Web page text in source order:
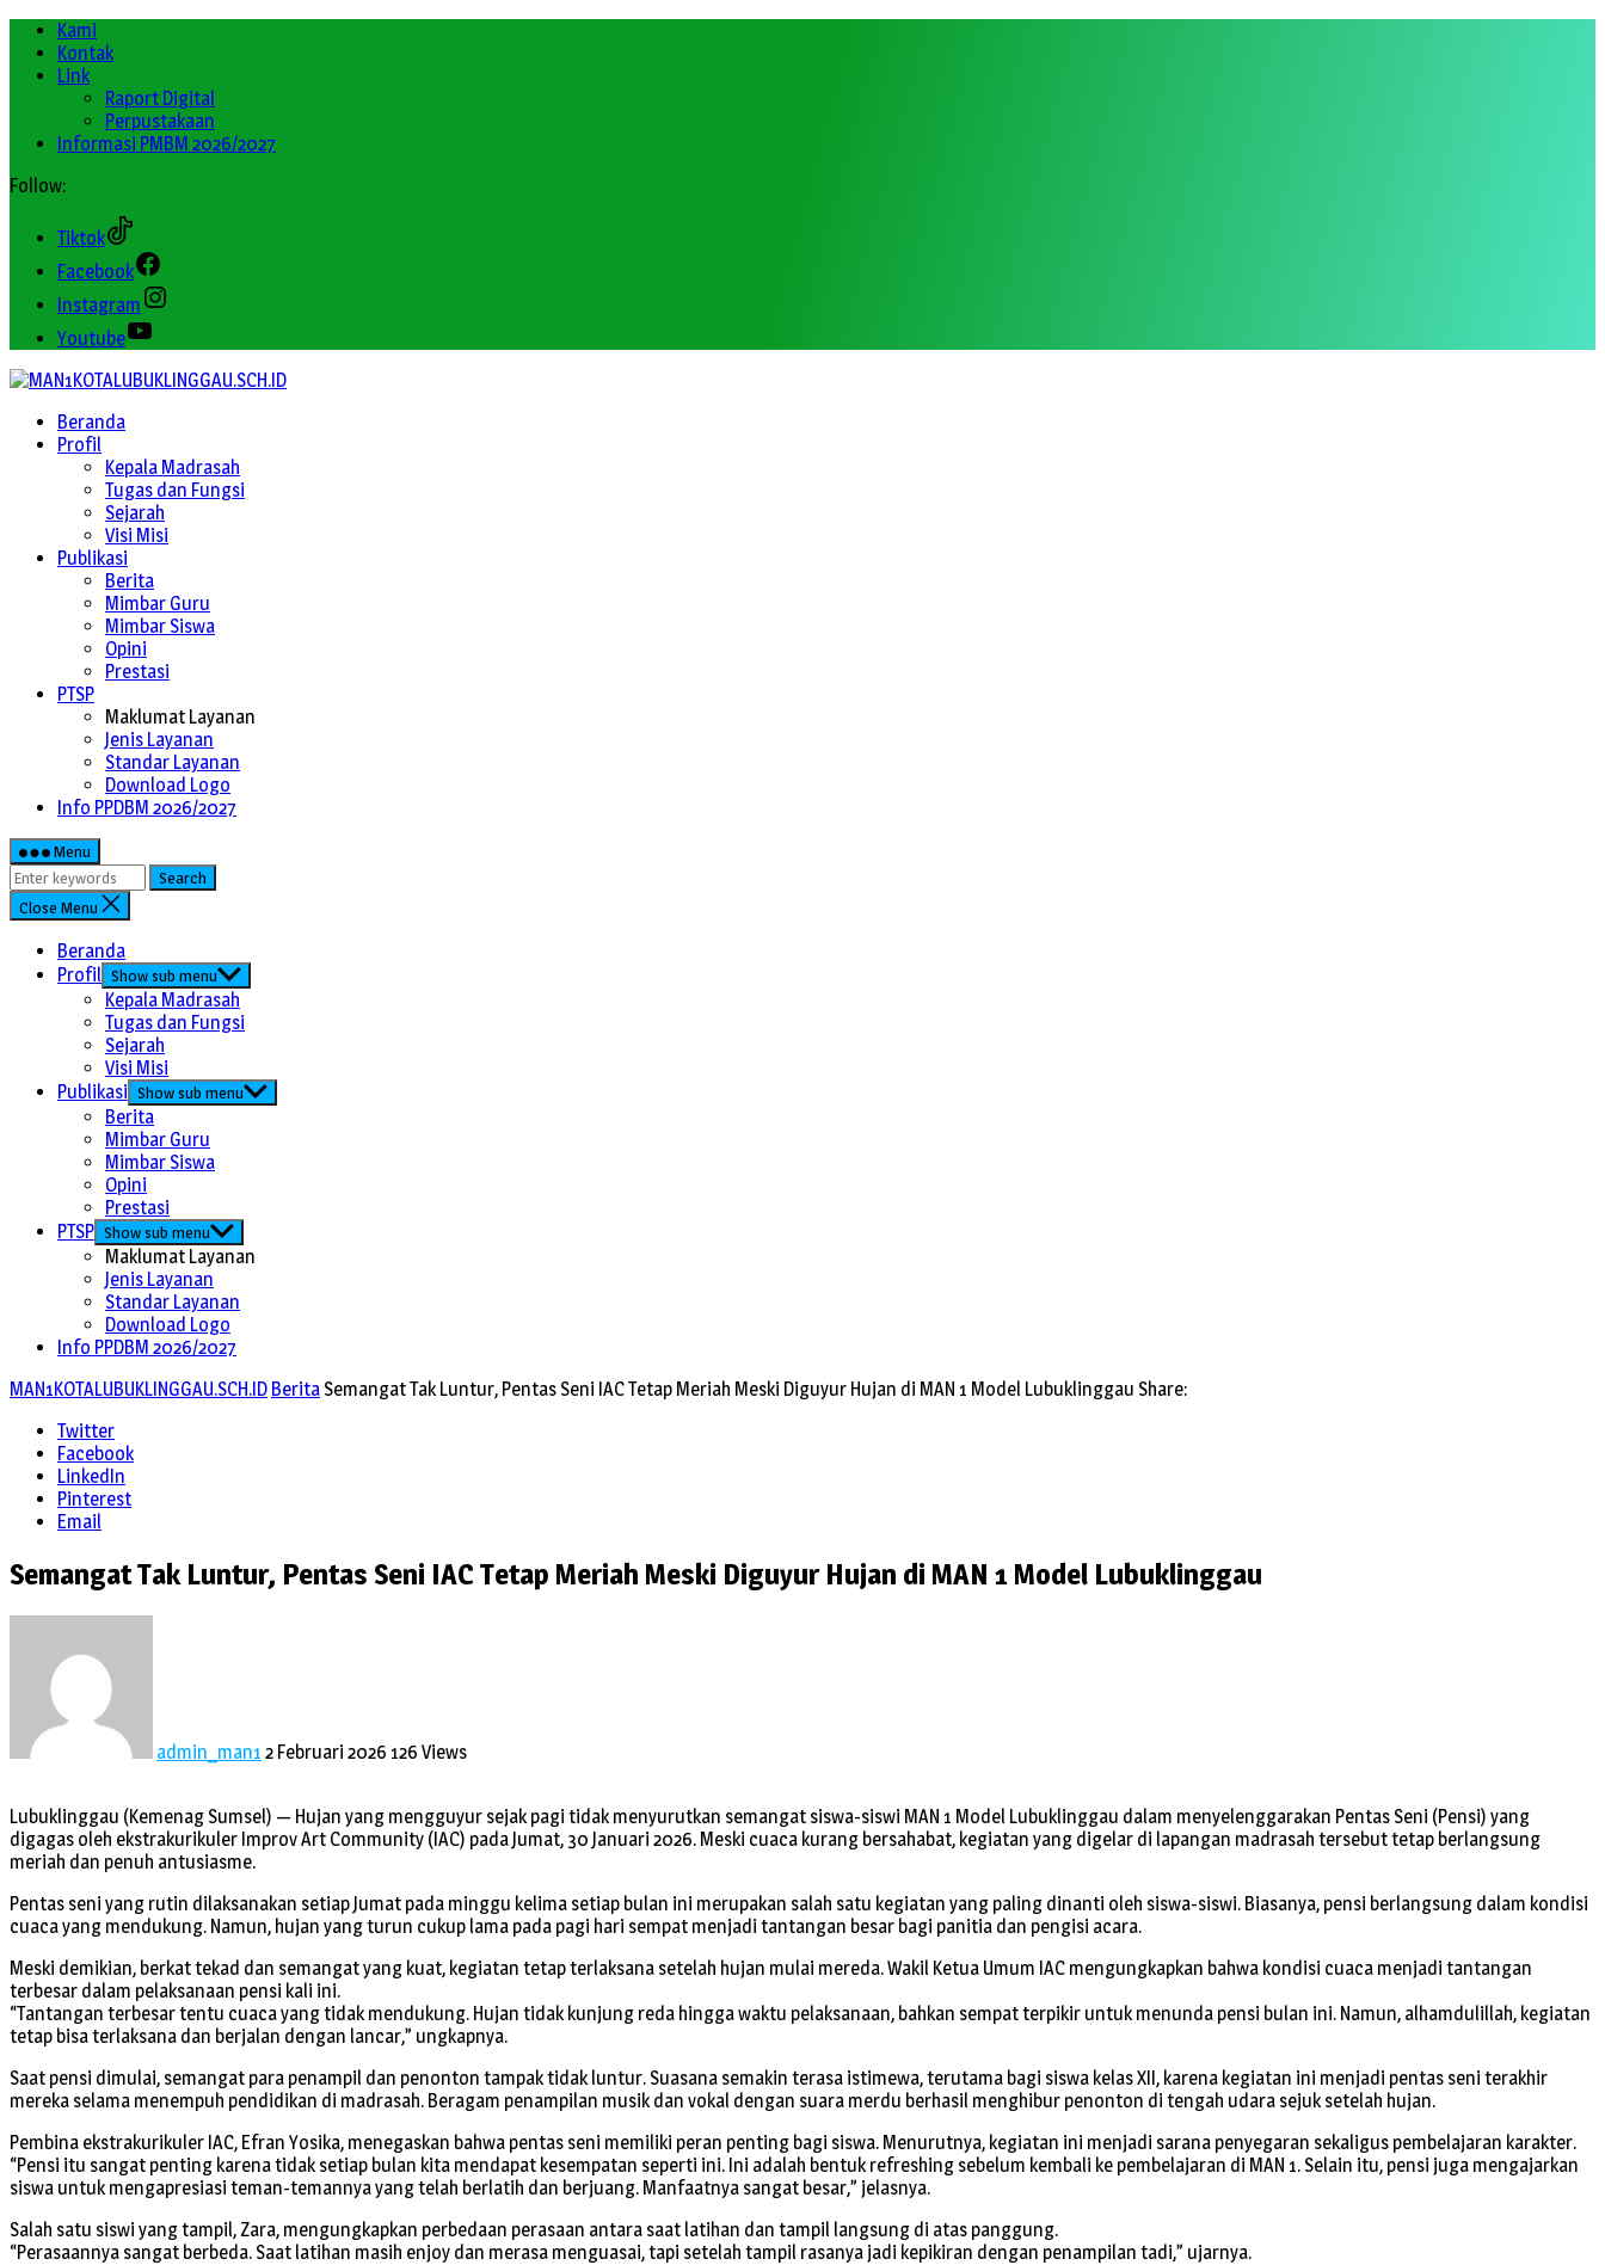
Kami
Kontak
Link
Raport Digital
Perpustakaan
Informasi PMBM 2026/2027
Follow:
Tiktok
Facebook
Instagram
Youtube
Beranda
Profil
Kepala Madrasah
Tugas dan Fungsi
Sejarah
Visi Misi
Publikasi
Berita
Mimbar Guru
Mimbar Siswa
Opini
Prestasi
PTSP
Maklumat Layanan
Jenis Layanan
Standar Layanan
Download Logo
Info PPDBM 2026/2027
Menu
Search
Close Menu
Beranda
Profil Show sub menu
Kepala Madrasah
Tugas dan Fungsi
Sejarah
Visi Misi
Publikasi Show sub menu
Berita
Mimbar Guru
Mimbar Siswa
Opini
Prestasi
PTSP Show sub menu
Maklumat Layanan
Jenis Layanan
Standar Layanan
Download Logo
Info PPDBM 2026/2027
MAN1KOTALUBUKLINGGAU.SCH.ID Berita Semangat Tak Luntur, Pentas Seni IAC Tetap Meriah Meski Diguyur Hujan di MAN 1 Model Lubuklinggau Share:
Twitter
Facebook
LinkedIn
Pinterest
Email
Semangat Tak Luntur, Pentas Seni IAC Tetap Meriah Meski Diguyur Hujan di MAN 1 Model Lubuklinggau
admin_man1 2 Februari 2026 126 Views
Lubuklinggau (Kemenag Sumsel) — Hujan yang mengguyur sejak pagi tidak menyurutkan semangat siswa-siswi MAN 1 Model Lubuklinggau dalam menyelenggarakan Pentas Seni (Pensi) yang
digagas oleh ekstrakurikuler Improv Art Community (IAC) pada Jumat, 30 Januari 2026. Meski cuaca kurang bersahabat, kegiatan yang digelar di lapangan madrasah tersebut tetap berlangsung
meriah dan penuh antusiasme.
Pentas seni yang rutin dilaksanakan setiap Jumat pada minggu kelima setiap bulan ini merupakan salah satu kegiatan yang paling dinanti oleh siswa-siswi. Biasanya, pensi berlangsung dalam kondisi
cuaca yang mendukung. Namun, hujan yang turun cukup lama pada pagi hari sempat menjadi tantangan besar bagi panitia dan pengisi acara.
Meski demikian, berkat tekad dan semangat yang kuat, kegiatan tetap terlaksana setelah hujan mulai mereda. Wakil Ketua Umum IAC mengungkapkan bahwa kondisi cuaca menjadi tantangan
terbesar dalam pelaksanaan pensi kali ini.
“Tantangan terbesar tentu cuaca yang tidak mendukung. Hujan tidak kunjung reda hingga waktu pelaksanaan, bahkan sempat terpikir untuk menunda pensi bulan ini. Namun, alhamdulillah, kegiatan
tetap bisa terlaksana dan berjalan dengan lancar,” ungkapnya.
Saat pensi dimulai, semangat para penampil dan penonton tampak tidak luntur. Suasana semakin terasa istimewa, terutama bagi siswa kelas XII, karena kegiatan ini menjadi pentas seni terakhir
mereka selama menempuh pendidikan di madrasah. Beragam penampilan musik dan vokal dengan suara merdu berhasil menghibur penonton di tengah udara sejuk setelah hujan.
Pembina ekstrakurikuler IAC, Efran Yosika, menegaskan bahwa pentas seni memiliki peran penting bagi siswa. Menurutnya, kegiatan ini menjadi sarana penyegaran sekaligus pembelajaran karakter.
“Pensi itu sangat penting karena tidak setiap bulan kita mendapat kesempatan seperti ini. Ini adalah bentuk refreshing sebelum kembali ke pembelajaran di MAN 1. Selain itu, pensi juga mengajarkan
siswa untuk mengapresiasi teman-temannya yang telah berlatih dan berjuang. Manfaatnya sangat besar,” jelasnya.
Salah satu siswi yang tampil, Zara, mengungkapkan perbedaan perasaan antara saat latihan dan tampil langsung di atas panggung.
“Perasaannya sangat berbeda. Saat latihan masih enjoy dan merasa menguasai, tapi setelah tampil rasanya jadi kepikiran dengan penampilan tadi,” ujarnya.